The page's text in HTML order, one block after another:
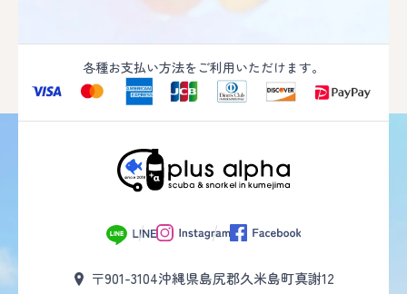
各種お支払い方法をご利用いただけます。
〒901-3104沖縄県島尻郡久米島町真謝12